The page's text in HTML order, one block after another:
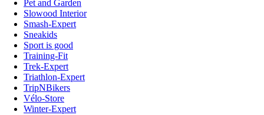
Pet and Garden
Slowood Interior
Smash-Expert
Sneakids
Sport is good
Training-Fit
Trek-Expert
Triathlon-Expert
TripNBikers
Vélo-Store
Winter-Expert